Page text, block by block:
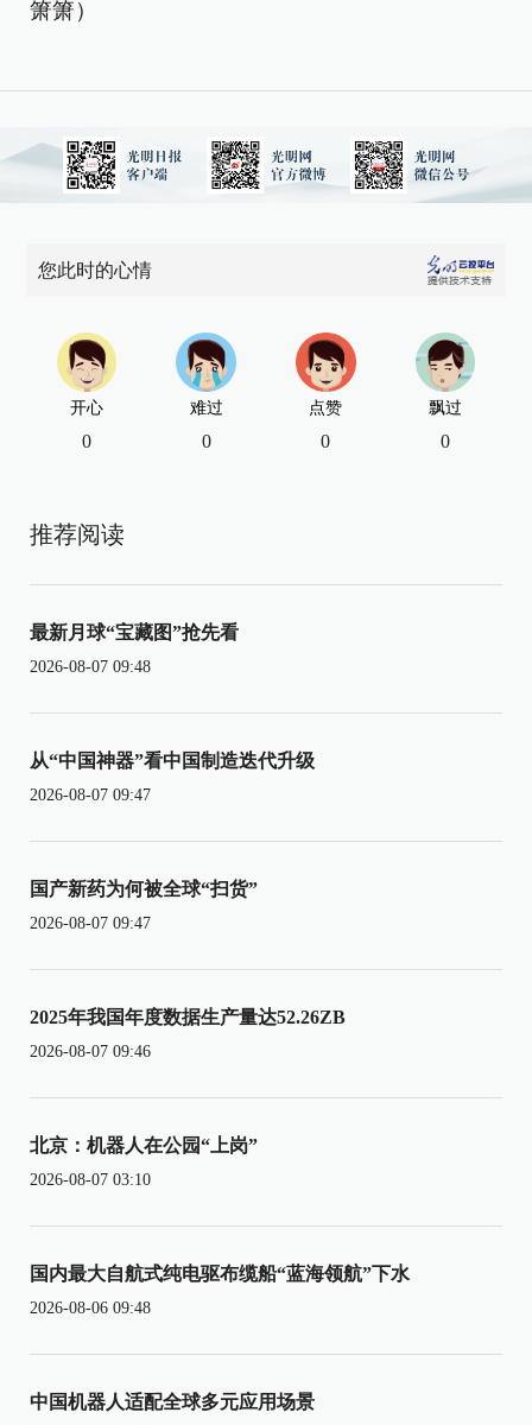
箫箫）
您此时的心情
开心
0
难过
0
点赞
0
飘过
0
推荐阅读
最新月球“宝藏图”抢先看
2026-08-07 09:48
从“中国神器”看中国制造迭代升级
2026-08-07 09:47
国产新药为何被全球“扫货”
2026-08-07 09:47
2025年我国年度数据生产量达52.26ZB
2026-08-07 09:46
北京：机器人在公园“上岗”
2026-08-07 03:10
国内最大自航式纯电驱布缆船“蓝海领航”下水
2026-08-06 09:48
中国机器人适配全球多元应用场景